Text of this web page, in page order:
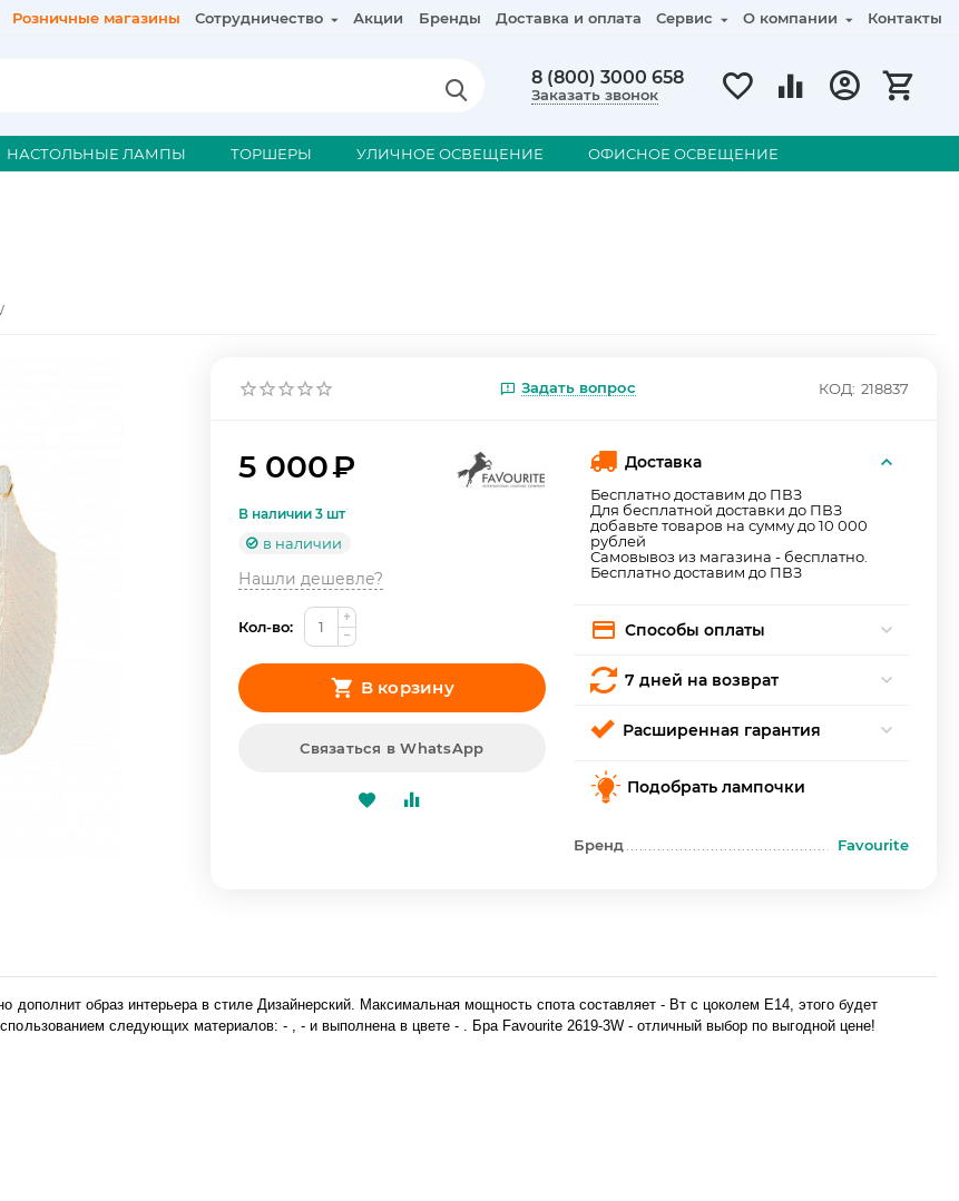
Розничные магазины Сотрудничество Акции Бренды Доставка и оплата Сервис О компании Контакты
8 (800) 3000 658
Заказать звонок
НАСТОЛЬНЫЕ ЛАМПЫ ТОРШЕРЫ УЛИЧНОЕ ОСВЕЩЕНИЕ ОФИСНОЕ ОСВЕЩЕНИЕ
Задать вопрос КОД: 218837
5 000₽
В наличии 3 шт
в наличии
Нашли дешевле?
Кол-во:
+
−
В корзину
Связаться в WhatsApp
Доставка
Бесплатно доставим до ПВЗ
Для бесплатной доставки до ПВЗ
добавьте товаров на сумму до 10 000
рублей
Самовывоз из магазина - бесплатно.
Бесплатно доставим до ПВЗ
Способы оплаты
7 дней на возврат
Расширенная гарантия
Подобрать лампочки
Бренд Favourite
образ интерьера в стиле Дизайнерский. Максимальная мощность спота составляет - Вт с цоколем E14, этого будет
следующих материалов: - , - и выполнена в цвете - . Бра Favourite 2619-3W - отличный выбор по выгодной цене!